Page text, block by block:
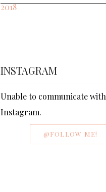
INSTAGRAM
Unable to communicate with
Instagram.
@FOLLOW ME!